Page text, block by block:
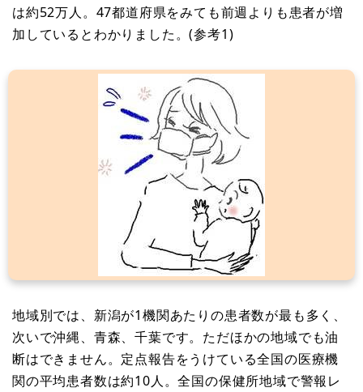
は約52万人。47都道府県をみても前週よりも患者が増
加しているとわかりました。(参考1)
地域別では、新潟が1機関あたりの患者数が最も多く、
次いで沖縄、青森、千葉です。ただほかの地域でも油
断はできません。定点報告をうけている全国の医療機
関の平均患者数は約10人。全国の保健所地域で警報レ